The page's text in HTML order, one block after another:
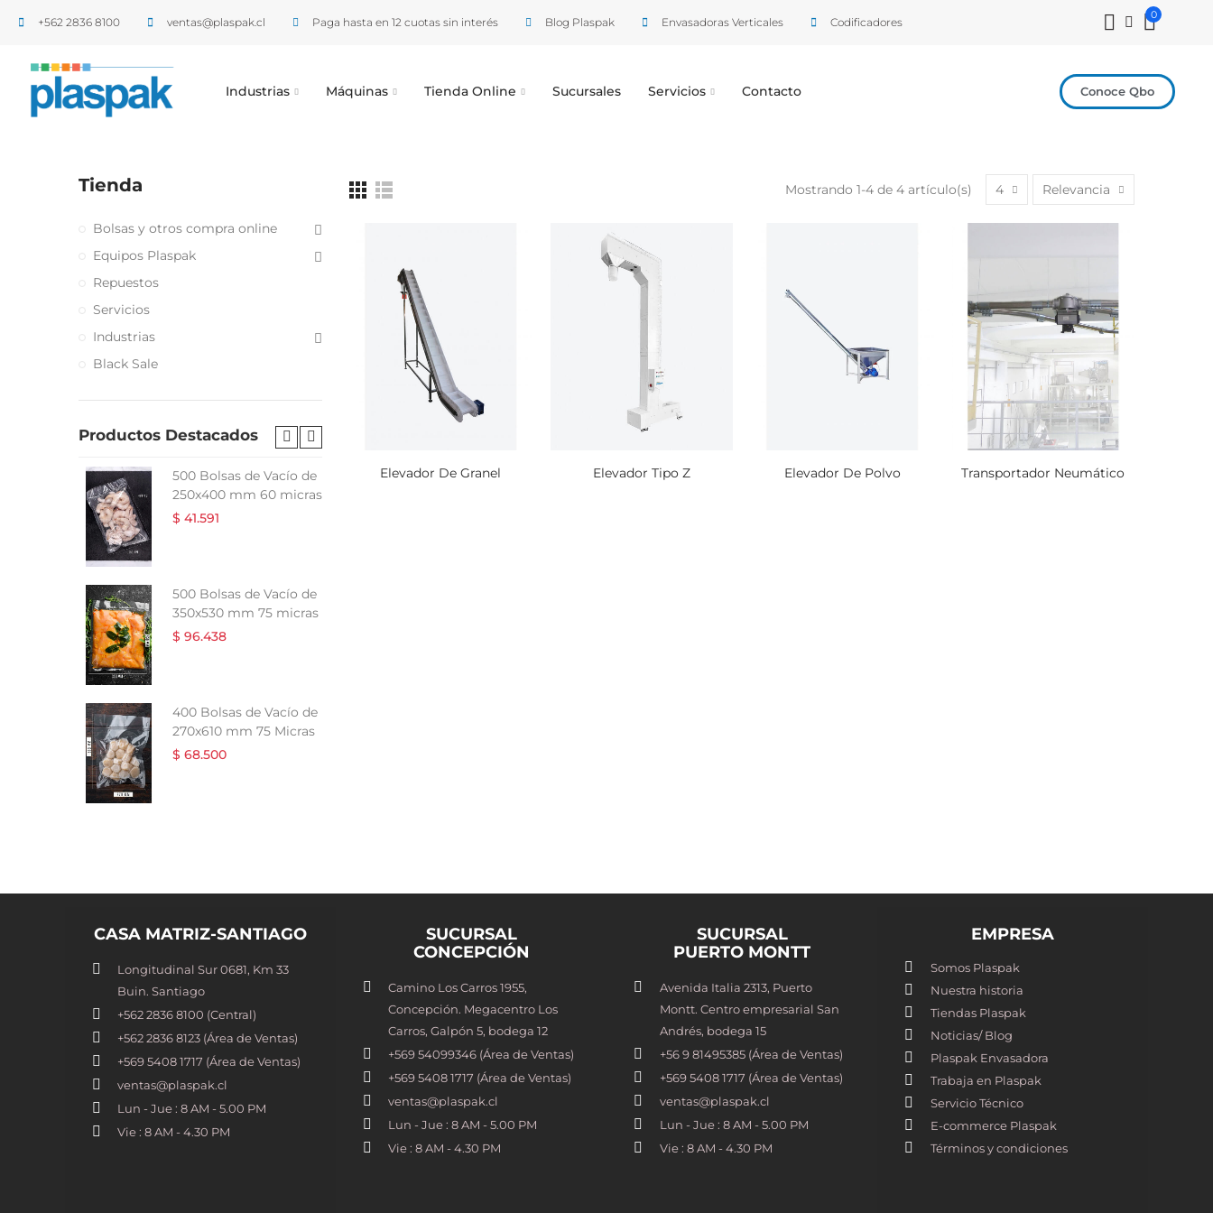
+562 2836 8100​ ventas@plaspak.cl Paga hasta en 12 cuotas sin interés Blog Plaspak Envasadoras Verticales Codificadores
0
Industrias Máquinas Tienda Online Sucursales Servicios Contacto Conoce Qbo
Mostrando 1-4 de 4 artículo(s) 4 Relevancia
Elevador De Granel Elevador Tipo Z Elevador De Polvo Transportador Neumático
Tienda
Bolsas y otros compra online
Equipos Plaspak
Repuestos
Servicios
Industrias
Black Sale
Productos Destacados
500 Bolsas de Vacío de
250x400 mm 60 micras
$ 41.591
500 Bolsas de Vacío de
350x530 mm 75 micras
$ 96.438
400 Bolsas de Vacío de
270x610 mm 75 Micras
$ 68.500
500 Bolsas de Vacío de
500 Bolsas de Vacío de
CASA MATRIZ-SANTIAGO
Longitudinal Sur 0681, Km 33
Buin. Santiago
+562 2836 8100​ (Central)
+562 2836 8123 (Área de Ventas)
+569 5408 1717 (Área de Ventas)
ventas@plaspak.cl
Lun - Jue : 8 AM - 5.00 PM
Vie : 8 AM - 4.30 PM
SUCURSAL
CONCEPCIÓN
Camino Los Carros 1955,
Concepción. Megacentro Los
Carros, Galpón 5, bodega 12
+569 54099346 (Área de Ventas)
+569 5408 1717 (Área de Ventas)
ventas@plaspak.cl
Lun - Jue : 8 AM - 5.00 PM
Vie : 8 AM - 4.30 PM
SUCURSAL
PUERTO MONTT
Avenida Italia 2313, Puerto
Montt. Centro empresarial San
Andrés, bodega 15
+56 9 81495385 (Área de Ventas)
+569 5408 1717 (Área de Ventas)
ventas@plaspak.cl
Lun - Jue : 8 AM - 5.00 PM
Vie : 8 AM - 4.30 PM
EMPRESA
Somos Plaspak
Nuestra historia
Tiendas Plaspak
Noticias/ Blog
Plaspak Envasadora
Trabaja en Plaspak
Servicio Técnico
E-commerce Plaspak
Términos y condiciones